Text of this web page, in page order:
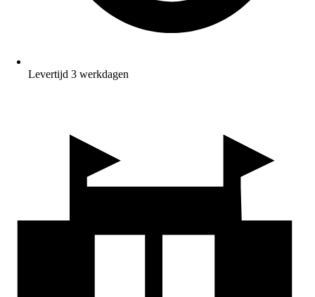
Levertijd 3 werkdagen